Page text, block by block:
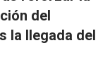
del
la llegada del